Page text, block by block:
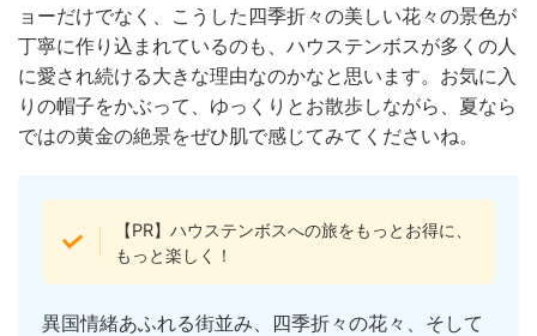
ョーだけでなく、こうした四季折々の美しい花々の景色が
丁寧に作り込まれているのも、ハウステンボスが多くの人
に愛され続ける大きな理由なのかなと思います。お気に入
りの帽子をかぶって、ゆっくりとお散歩しながら、夏なら
ではの黄金の絶景をぜひ肌で感じてみてくださいね。
【PR】ハウステンボスへの旅をもっとお得に、
もっと楽しく！
異国情緒あふれる街並み、四季折々の花々、そして